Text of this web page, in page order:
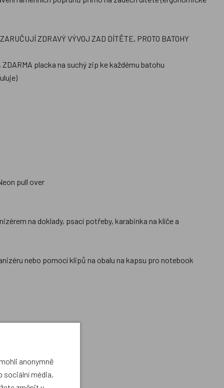
ZDRAVÝ VÝVOJ ZAD DÍTĚTE, PROTO BATOHY
placka na suchý zip ke každému batohu
pull over
na doklady, psací potřeby, karabinka na klíče a
nebo pomocí klipů na obalu na kapsu pro notebook
anonymně
sociální média,